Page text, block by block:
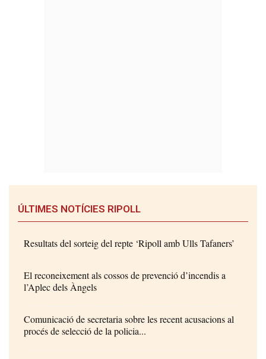
ÚLTIMES NOTÍCIES RIPOLL
Resultats del sorteig del repte ‘Ripoll amb Ulls Tafaners’
El reconeixement als cossos de prevenció d’incendis a
l’Aplec dels Àngels
Comunicació de secretaria sobre les recent acusacions al
procés de selecció de la policia...